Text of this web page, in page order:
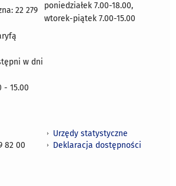
22 279
w dni
- 15.00
poniedziałek 7.00-18.00,
wtorek-piątek 7.00-15.00
82 00
Urzędy statystyczne
Deklaracja dostępności